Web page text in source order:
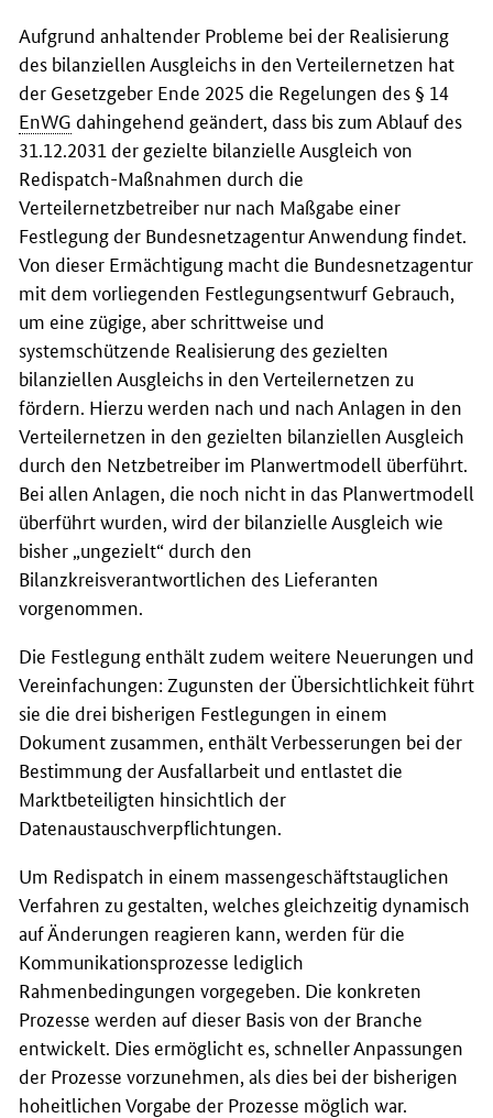
Aufgrund anhaltender Probleme bei der Realisierung
des bilanziellen Ausgleichs in den Verteilernetzen hat
der Gesetzgeber Ende 2025 die Regelungen des § 14
EnWG dahingehend geändert, dass bis zum Ablauf des
31.12.2031 der gezielte bilanzielle Ausgleich von
Redispatch-Maßnahmen durch die
Verteilernetzbetreiber nur nach Maßgabe einer
Festlegung der Bundesnetzagentur Anwendung findet.
Von dieser Ermächtigung macht die Bundesnetzagentur
mit dem vorliegenden Festlegungsentwurf Gebrauch,
um eine zügige, aber schrittweise und
systemschützende Realisierung des gezielten
bilanziellen Ausgleichs in den Verteilernetzen zu
fördern. Hierzu werden nach und nach Anlagen in den
Verteilernetzen in den gezielten bilanziellen Ausgleich
durch den Netzbetreiber im Planwertmodell überführt.
Bei allen Anlagen, die noch nicht in das Planwertmodell
überführt wurden, wird der bilanzielle Ausgleich wie
bisher „ungezielt“ durch den
Bilanzkreisverantwortlichen des Lieferanten
vorgenommen.
Die Festlegung enthält zudem weitere Neuerungen und
Vereinfachungen: Zugunsten der Übersichtlichkeit führt
sie die drei bisherigen Festlegungen in einem
Dokument zusammen, enthält Verbesserungen bei der
Bestimmung der Ausfallarbeit und entlastet die
Marktbeteiligten hinsichtlich der
Datenaustauschverpflichtungen.
Um Redispatch in einem massengeschäftstauglichen
Verfahren zu gestalten, welches gleichzeitig dynamisch
auf Änderungen reagieren kann, werden für die
Kommunikationsprozesse lediglich
Rahmenbedingungen vorgegeben. Die konkreten
Prozesse werden auf dieser Basis von der Branche
entwickelt. Dies ermöglicht es, schneller Anpassungen
der Prozesse vorzunehmen, als dies bei der bisherigen
hoheitlichen Vorgabe der Prozesse möglich war.